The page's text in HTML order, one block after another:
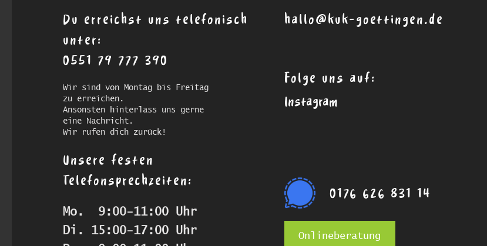
Du erreichst uns telefonisch
unter:
0551 79 777 390
Wir sind von Montag bis Freitag
zu erreichen.
Ansonsten hinterlass uns gerne
eine Nachricht.
Wir rufen dich zurück!
Unsere festen
Telefonsprechzeiten:
Mo.  9:00-11:00 Uhr
Di. 15:00-17:00 Uhr
hallo@kuk-goettingen.de
Folge uns auf:
Instagram
0176 626 831 14
Onlineberatung